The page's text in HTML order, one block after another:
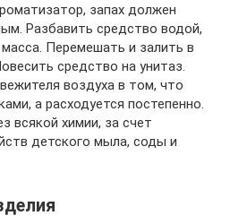
запах должен
Разбавить средство водой,
Перемешать и залить в
средство на унитаз.
воздуха в том, что
а расходуется постепенно.
всякой химии, за счет
детского мыла, соды и